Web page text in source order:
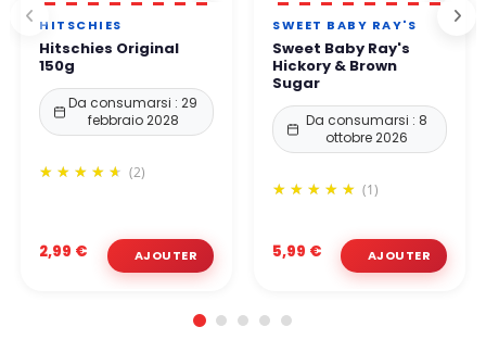
HITSCHIES
Hitschies Original
150g
Da consumarsi : 29
febbraio 2028
(2)
2,99 €
SWEET BABY RAY'S
Sweet Baby Ray's
Hickory & Brown
Sugar
Da consumarsi : 8
ottobre 2026
(1)
5,99 €